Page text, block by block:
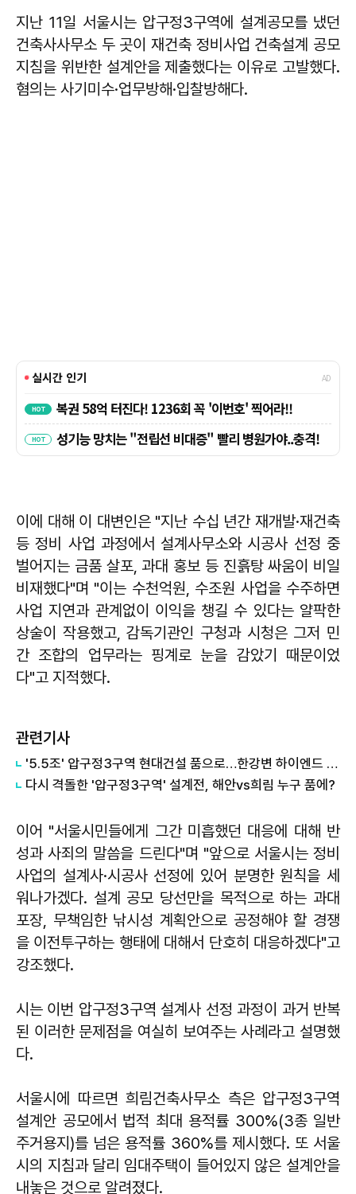
지난 11일 서울시는 압구정3구역에 설계공모를 냈던
건축사사무소 두 곳이 재건축 정비사업 건축설계 공모
지침을 위반한 설계안을 제출했다는 이유로 고발했다.
혐의는 사기미수·업무방해·입찰방해다.
이에 대해 이 대변인은 "지난 수십 년간 재개발·재건축
등 정비 사업 과정에서 설계사무소와 시공사 선정 중
벌어지는 금품 살포, 과대 홍보 등 진흙탕 싸움이 비일
비재했다"며 "이는 수천억원, 수조원 사업을 수주하면
사업 지연과 관계없이 이익을 챙길 수 있다는 얄팍한
상술이 작용했고, 감독기관인 구청과 시청은 그저 민
간 조합의 업무라는 핑계로 눈을 감았기 때문이었
다"고 지적했다.
관련기사
'5.5조' 압구정3구역 현대건설 품으로…한강변 하이엔드 재편 본격화
다시 격돌한 '압구정3구역' 설계전, 해안vs희림 누구 품에?
이어 "서울시민들에게 그간 미흡했던 대응에 대해 반
성과 사죄의 말씀을 드린다"며 "앞으로 서울시는 정비
사업의 설계사·시공사 선정에 있어 분명한 원칙을 세
워나가겠다. 설계 공모 당선만을 목적으로 하는 과대
포장, 무책임한 낚시성 계획안으로 공정해야 할 경쟁
을 이전투구하는 행태에 대해서 단호히 대응하겠다"고
강조했다.
시는 이번 압구정3구역 설계사 선정 과정이 과거 반복
된 이러한 문제점을 여실히 보여주는 사례라고 설명했
다.
서울시에 따르면 희림건축사무소 측은 압구정3구역
설계안 공모에서 법적 최대 용적률 300%(3종 일반
주거용지)를 넘은 용적률 360%를 제시했다. 또 서울
시의 지침과 달리 임대주택이 들어있지 않은 설계안을
내놓은 것으로 알려졌다.